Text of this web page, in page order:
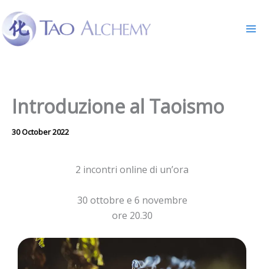
content
Introduzione al Taoismo
30 October 2022
2 incontri online di un’ora
30 ottobre e 6 novembre
ore 20.30